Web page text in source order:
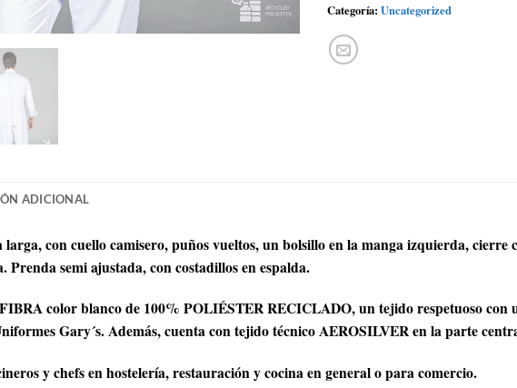
Categoría: Uncategorized
ADICIONAL
con cuello camisero, puños vueltos, un bolsillo en la manga izquierda, cierre
Prenda semi ajustada, con costadillos en espalda.
color blanco de 100% POLIÉSTER RECICLADO, un tejido respetuoso con
Gary´s. Además, cuenta con tejido técnico AEROSILVER en la parte
y chefs en hostelería, restauración y cocina en general o para comercio.